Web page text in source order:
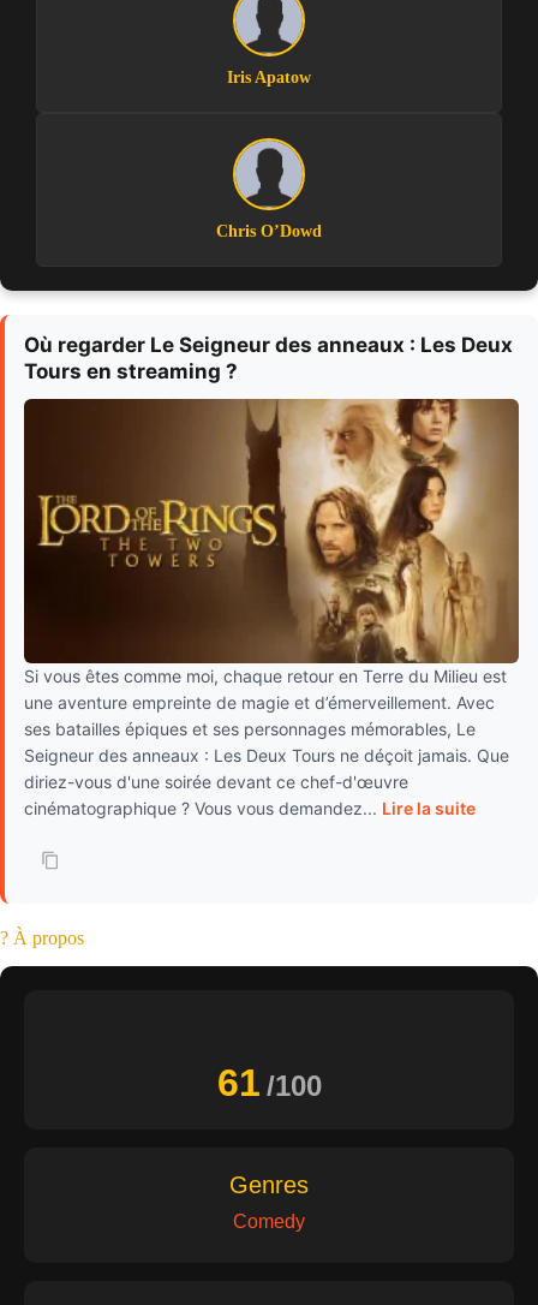
Iris Apatow
Chris O’Dowd
Où regarder Le Seigneur des anneaux : Les Deux
Tours en streaming ?
Si vous êtes comme moi, chaque retour en Terre du Milieu est
une aventure empreinte de magie et d’émerveillement. Avec
ses batailles épiques et ses personnages mémorables, Le
Seigneur des anneaux : Les Deux Tours ne déçoit jamais. Que
diriez-vous d'une soirée devant ce chef-d'œuvre
cinématographique ? Vous vous demandez... Lire la suite
? À propos
61 /100
Genres
Comedy